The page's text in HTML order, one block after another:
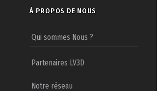
À PROPOS DE NOUS
Qui sommes Nous ?
Partenaires LV3D
Notre réseau